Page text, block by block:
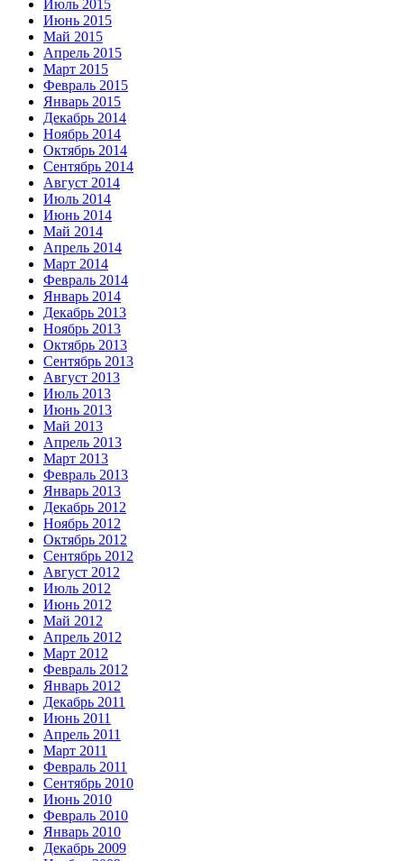
Июль 2015
Июнь 2015
Май 2015
Апрель 2015
Март 2015
Февраль 2015
Январь 2015
Декабрь 2014
Ноябрь 2014
Октябрь 2014
Сентябрь 2014
Август 2014
Июль 2014
Июнь 2014
Май 2014
Апрель 2014
Март 2014
Февраль 2014
Январь 2014
Декабрь 2013
Ноябрь 2013
Октябрь 2013
Сентябрь 2013
Август 2013
Июль 2013
Июнь 2013
Май 2013
Апрель 2013
Март 2013
Февраль 2013
Январь 2013
Декабрь 2012
Ноябрь 2012
Октябрь 2012
Сентябрь 2012
Август 2012
Июль 2012
Июнь 2012
Май 2012
Апрель 2012
Март 2012
Февраль 2012
Январь 2012
Декабрь 2011
Июнь 2011
Апрель 2011
Март 2011
Февраль 2011
Сентябрь 2010
Июнь 2010
Февраль 2010
Январь 2010
Декабрь 2009